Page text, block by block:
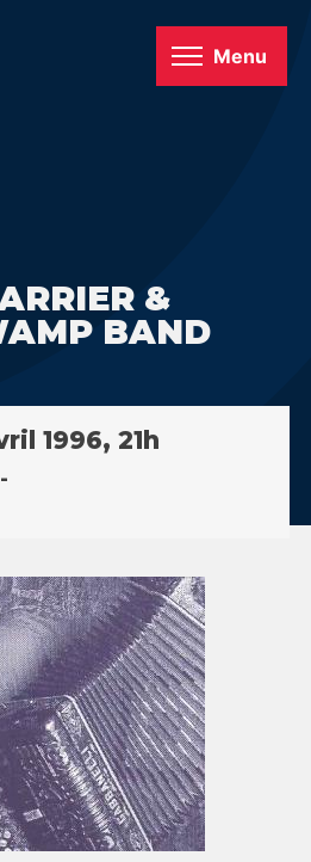
Menu
&
BAND
1996, 21h